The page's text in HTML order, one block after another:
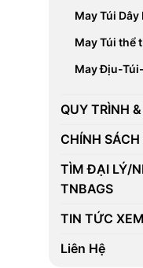
May Túi Dây
May Túi thể
May Địu-
QUY TRÌNH
CHÍNH
TÌM ĐẠI LÝ/
TNBAGS
TIN TỨC
Liên Hệ